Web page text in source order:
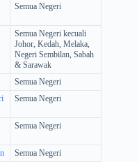
Semua Negeri
Semua Negeri kecuali
Johor, Kedah, Melaka,
Negeri Sembilan, Sabah
& Sarawak
Semua Negeri
Semua Negeri
Semua Negeri
Semua Negeri